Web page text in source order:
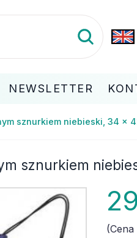
NEWSLETTER
sznurkiem niebieski, 34 x
sznurkiem
(Cena